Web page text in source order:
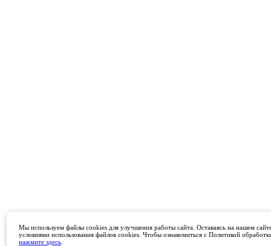
Мы используем файлы cookies для улучшения работы сайта. Оставаясь на нашем
условиями использования файлов cookies. Чтобы ознакомиться с Политикой
нажмите здесь.